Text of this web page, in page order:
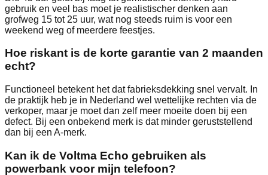
gebruik en veel bas moet je realistischer denken aan
grofweg 15 tot 25 uur, wat nog steeds ruim is voor een
weekend weg of meerdere feestjes.
Hoe riskant is de korte garantie van 2 maanden
echt?
Functioneel betekent het dat fabrieksdekking snel vervalt. In
de praktijk heb je in Nederland wel wettelijke rechten via de
verkoper, maar je moet dan zelf meer moeite doen bij een
defect. Bij een onbekend merk is dat minder geruststellend
dan bij een A-merk.
Kan ik de Voltma Echo gebruiken als
powerbank voor mijn telefoon?